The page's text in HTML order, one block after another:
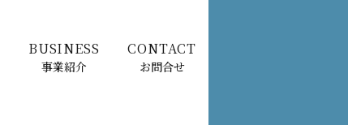
BUSINESS
事業紹介
CONTACT
お問合せ